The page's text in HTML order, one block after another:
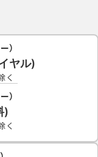
）
ヤル)
く
）
)
く